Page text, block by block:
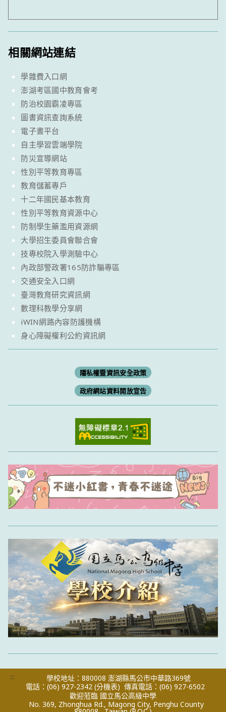
相關網站連結
學雜費入口網
澎湖考區國中教育會考
防治校園霸凌專區
圖書資訊查詢系統
電子書平台
自主學習雲端學院
防災宣導網站
性別平等教育專區
教育儲蓄專戶
十二年國民基本教育
性別平等教育資源中心
防制學生藥濫用資源網
大學招生委員會聯合會
技專校院入學測驗中心
內政部警政署165防詐騙專區
交通安全入口網
臺灣教育研究資訊網
數理科教學分享網
iWIN網路內容防護機構
身心障礙權利公約資訊網
隱私權暨資訊安全政策
政府網站資料開放宣告
:::
學校地址：880008 澎湖縣馬公市中華路369號
電話：(06) 927-2342 (分機表) 傳真電話：(06) 927-6502
歡迎蒞臨 國立馬公高級中學
No. 369, Zhonghua Rd., Magong City, Penghu County